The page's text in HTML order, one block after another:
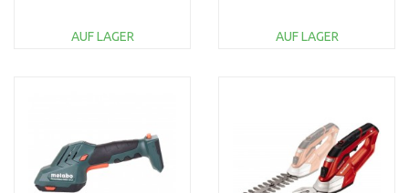
AUF LAGER
AUF LAGER